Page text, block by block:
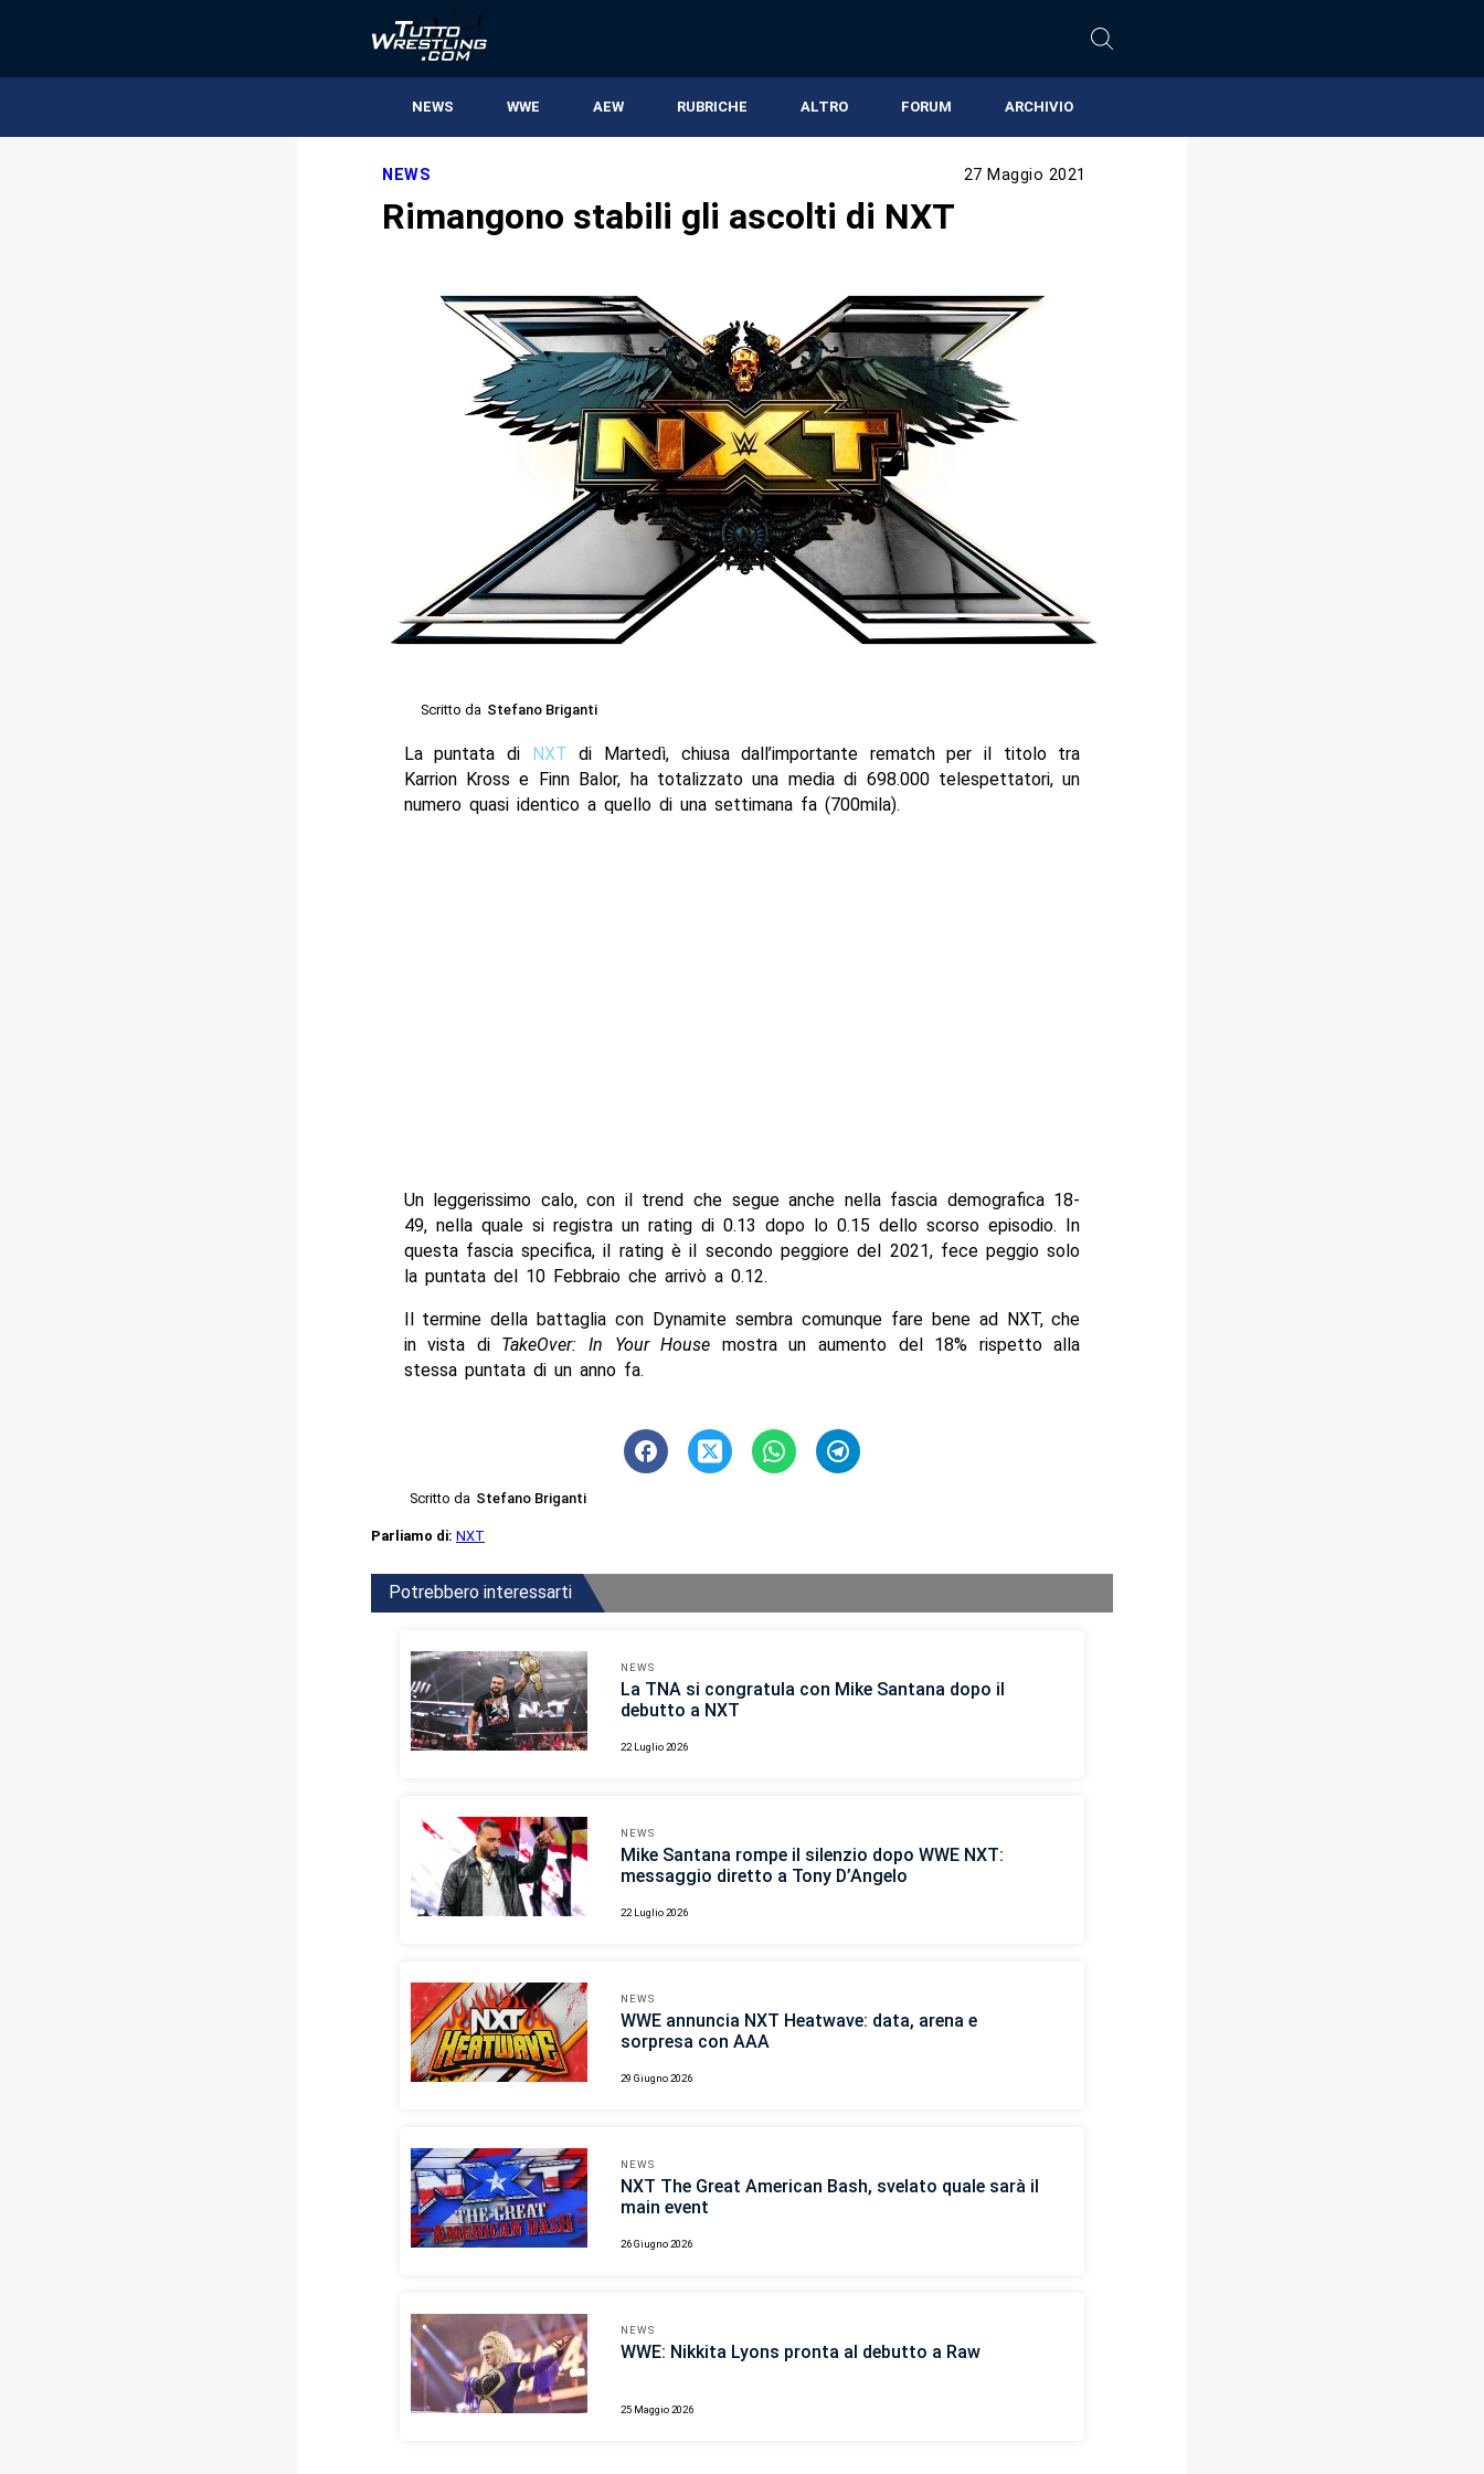
NEWS WWE AEW RUBRICHE ALTRO FORUM ARCHIVIO
NEWS 27 Maggio 2021
Rimangono stabili gli ascolti di NXT
Scritto da Stefano Briganti
La puntata di NXT di Martedì, chiusa dall’importante rematch per il titolo tra
Karrion Kross e Finn Balor, ha totalizzato una media di 698.000 telespettatori, un
numero quasi identico a quello di una settimana fa (700mila).
Un leggerissimo calo, con il trend che segue anche nella fascia demografica 18-
49, nella quale si registra un rating di 0.13 dopo lo 0.15 dello scorso episodio. In
questa fascia specifica, il rating è il secondo peggiore del 2021, fece peggio solo
la puntata del 10 Febbraio che arrivò a 0.12.
Il termine della battaglia con Dynamite sembra comunque fare bene ad NXT, che
in vista di TakeOver: In Your House mostra un aumento del 18% rispetto alla
stessa puntata di un anno fa.
Scritto da Stefano Briganti
Parliamo di: NXT
Potrebbero interessarti
NEWS
La TNA si congratula con Mike Santana dopo il
debutto a NXT
22 Luglio 2026
NEWS
Mike Santana rompe il silenzio dopo WWE NXT:
messaggio diretto a Tony D’Angelo
22 Luglio 2026
NEWS
WWE annuncia NXT Heatwave: data, arena e
sorpresa con AAA
29 Giugno 2026
NEWS
NXT The Great American Bash, svelato quale sarà il
main event
26 Giugno 2026
NEWS
WWE: Nikkita Lyons pronta al debutto a Raw
25 Maggio 2026